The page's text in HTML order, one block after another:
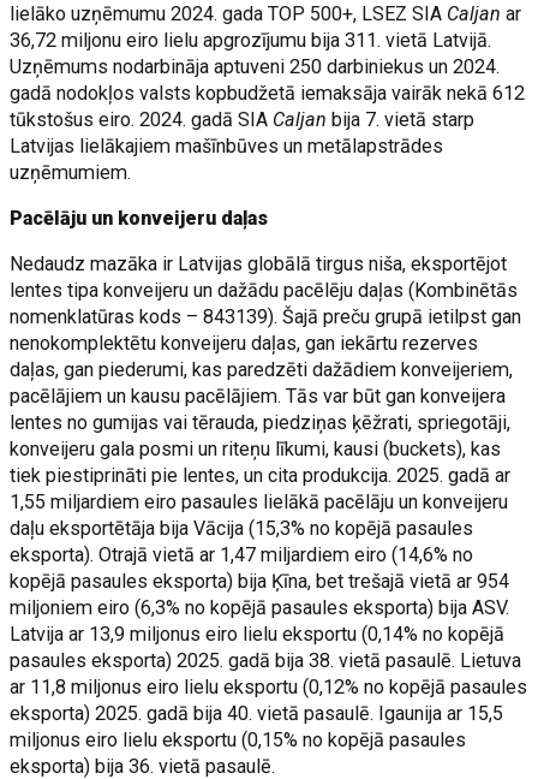
lielāko uzņēmumu 2024. gada TOP 500+, LSEZ SIA Caljanar
36,72 miljonu eiro lielu apgrozījumu bija 311. vietā Latvijā.
Uzņēmums nodarbināja aptuveni 250 darbiniekus un 2024.
gadā nodokļos valsts kopbudžetā iemaksāja vairāk nekā 612
tūkstošus eiro. 2024. gadā SIA Caljanbija 7. vietā starp
Latvijas lielākajiem mašīnbūves un metālapstrādes
uzņēmumiem.
Pacēlāju un konveijeru daļas
Nedaudz mazāka ir Latvijas globālā tirgus niša, eksportējot
lentes tipa konveijeru un dažādu pacēlēju daļas (Kombinētās
nomenklatūras kods – 843139). Šajā preču grupā ietilpst gan
nenokomplektētu konveijeru daļas, gan iekārtu rezerves
daļas, gan piederumi, kas paredzēti dažādiem konveijeriem,
pacēlājiem un kausu pacēlājiem. Tās var būt gan konveijera
lentes no gumijas vai tērauda, piedziņas ķēžrati, spriegotāji,
konveijeru gala posmi un riteņu līkumi, kausi (buckets), kas
tiek piestiprināti pie lentes, un cita produkcija. 2025. gadā ar
1,55 miljardiem eiro pasaules lielākā pacēlāju un konveijeru
daļu eksportētāja bija Vācija (15,3% no kopējā pasaules
eksporta). Otrajā vietā ar 1,47 miljardiem eiro (14,6% no
kopējā pasaules eksporta) bija Ķīna, bet trešajā vietā ar 954
miljoniem eiro (6,3% no kopējā pasaules eksporta) bija ASV.
Latvija ar 13,9 miljonus eiro lielu eksportu (0,14% no kopējā
pasaules eksporta) 2025. gadā bija 38. vietā pasaulē. Lietuva
ar 11,8 miljonus eiro lielu eksportu (0,12% no kopējā pasaules
eksporta) 2025. gadā bija 40. vietā pasaulē. Igaunija ar 15,5
miljonus eiro lielu eksportu (0,15% no kopējā pasaules
eksporta) bija 36. vietā pasaulē.